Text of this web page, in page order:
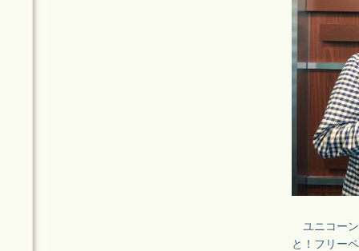
ユニコーン
と！フリー